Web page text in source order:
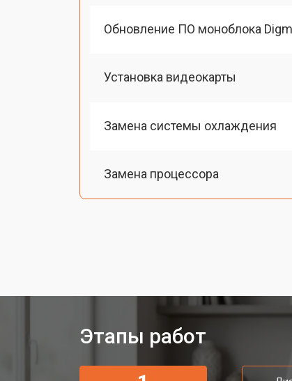
Обновление ПО моноблока
Установка видеокарты
Замена системы охлаждения
Замена процессора
Замена жесткого диска HDD/
Этапы работ